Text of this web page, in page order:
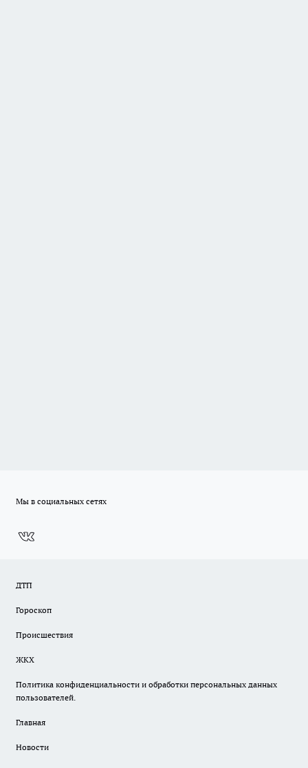
Мы в социальных сетях
ДТП
Гороскоп
Происшествия
ЖКХ
Политика конфиденциальности и обработки персональных данных
пользователей.
Главная
Новости